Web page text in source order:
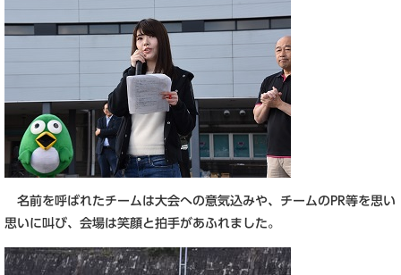
名前を呼ばれたチームは大会への意気込みや、チームのPR等を思い
思いに叫び、会場は笑顔と拍手があふれました。